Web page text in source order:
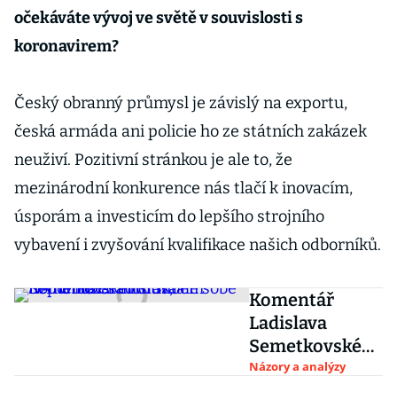
očekáváte vývoj ve světě v souvislosti s
koronavirem?
Český obranný průmysl je závislý na exportu,
česká armáda ani policie ho ze státních zakázek
neuživí. Pozitivní stránkou je ale to, že
mezinárodní konkurence nás tlačí k inovacím,
úsporám a investicím do lepšího strojního
vybavení i zvyšování kvalifikace našich odborníků.
Komentář
Ladislava
Semetkovskéh
o: Slibem NATO
Názory a analýzy